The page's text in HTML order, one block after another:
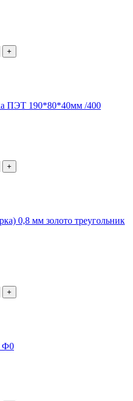
+
ПЭТ 190*80*40мм /400
+
0,8 мм золото треугольник
+
Ф0